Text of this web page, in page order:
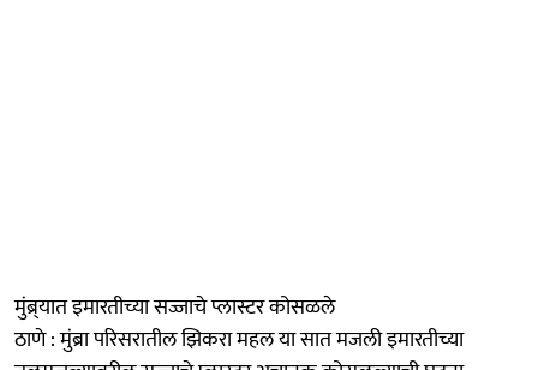
मुंब्र्यात इमारतीच्या सज्जाचे प्लास्टर कोसळले
ठाणे : मुंब्रा परिसरातील झिकरा महल या सात मजली इमारतीच्या